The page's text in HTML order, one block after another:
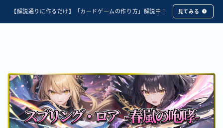
【解説通りに作るだけ】「カードゲームの作り方」解説中！ 見てみる